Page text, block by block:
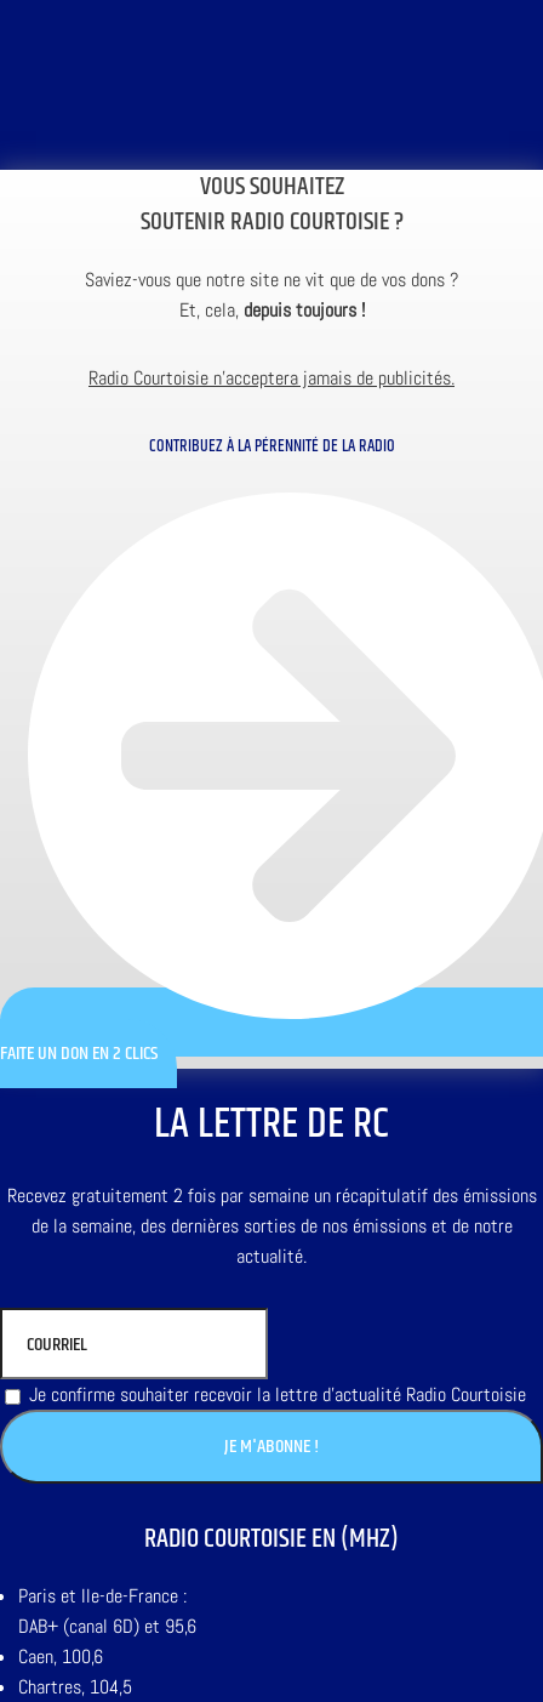
VOUS SOUHAITEZ
SOUTENIR RADIO COURTOISIE ?
Saviez-vous que notre site ne vit que de vos dons ?
Et, cela, depuis toujours !
Radio Courtoisie n’acceptera jamais de publicités.
CONTRIBUEZ À LA PÉRENNITÉ DE LA RADIO
FAITE UN DON EN 2 CLICS
LA LETTRE DE RC
Recevez gratuitement 2 fois par semaine un récapitulatif des émissions
de la semaine, des dernières sorties de nos émissions et de notre
actualité.
Je confirme souhaiter recevoir la lettre d'actualité Radio Courtoisie
RADIO COURTOISIE EN (MHZ)
Paris et Ile-de-France :
DAB+ (canal 6D) et 95,6
Caen, 100,6
Chartres, 104,5